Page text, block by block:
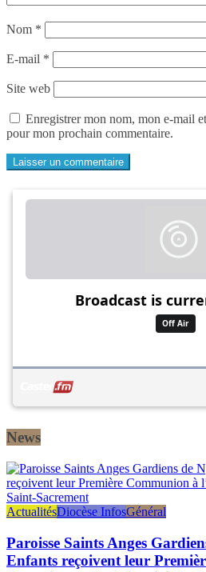
Nom *
E-mail *
Site web
Enregistrer mon nom, mon e-mail
pour mon prochain commentaire.
News
ActualitésDiocèse InfosGénéral
Paroisse Saints Anges
Enfants reçoivent leur